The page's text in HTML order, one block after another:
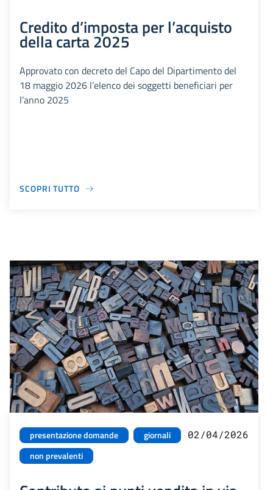
Credito d’imposta per l’acquisto
della carta 2025
Approvato con decreto del Capo del Dipartimento del
18 maggio 2026 l’elenco dei soggetti beneficiari per
l’anno 2025
SCOPRI TUTTO
presentazione domande
giornali
non prevalenti
02/04/2026